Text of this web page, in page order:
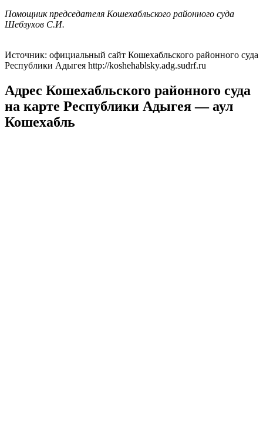
Помощник председателя Кошехабльского районного суда
Шебзухов С.И.
Источник: официальный сайт Кошехабльского районного суда
Республики Адыгея http://koshehablsky.adg.sudrf.ru
Адрес Кошехабльского районного суда
на карте Республики Адыгея — аул
Кошехабль